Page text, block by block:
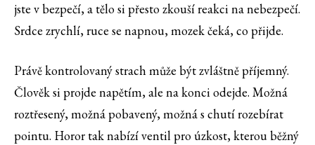
jste v bezpečí, a tělo si přesto zkouší reakci na nebezpečí.
Srdce zrychlí, ruce se napnou, mozek čeká, co přijde.
Právě kontrolovaný strach může být zvláštně příjemný.
Člověk si projde napětím, ale na konci odejde. Možná
roztřesený, možná pobavený, možná s chutí rozebírat
pointu. Horor tak nabízí ventil pro úzkost, kterou běžný